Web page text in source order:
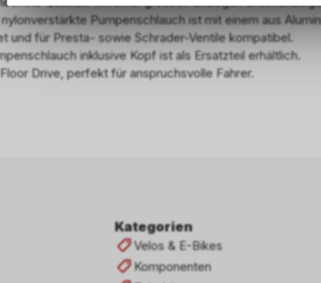
Pumpenschlauch ist mit einem aus
und für Presta- sowie Schrader-Ventile kompatibel.
inklusive Kopf ist als Ersatzteil erhältlich.
Drive, perfekt für anspruchsvolle Fahrer.
Kategorien
Velos & E-Bikes
Komponenten
Informationen zulassen.